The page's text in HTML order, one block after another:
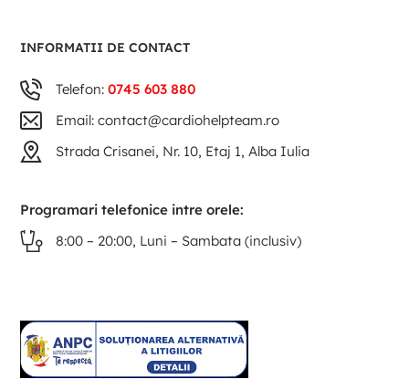
INFORMATII DE CONTACT
Telefon:0745 603 880
Email: contact@cardiohelpteam.ro
Strada Crisanei, Nr. 10, Etaj 1, Alba Iulia
Programari telefonice intre orele:
8:00 – 20:00, Luni – Sambata (inclusiv)